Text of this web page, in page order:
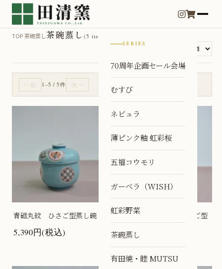
SERIES
70周年企画セール会場
むすび
ネビュラ
薄ピンク釉 虹彩桜
五福コウモリ
ガーベラ（WISH）
虹彩野菜
茶碗蒸し
有田焼・睦 MUTSU
TOP ›茶碗蒸し茶碗蒸し(5 items)
← 前 1–5 / 5件 次 →
青磁丸紋 ひさご型蒸し碗
5,390円(税込)
天目十二単衣 プチひさご型
蒸し碗